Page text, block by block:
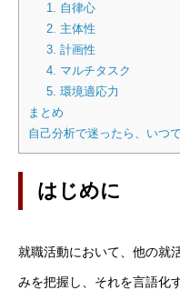
選考・面接対策
運営会社
HOME お知らせ 運営
1. 自律心
2. 主体性
3. 計画性
4. マルチタスク
5. 環境適応力
まとめ
自己分析で迷ったら、いつ
はじめに
就職活動において、他の就
みを把握し、それを言語化